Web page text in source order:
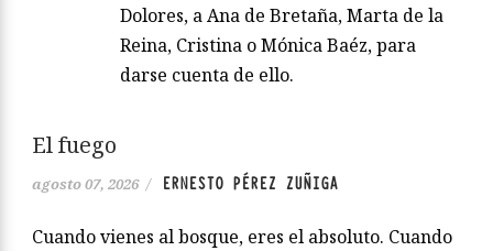
Dolores, a Ana de Bretaña, Marta de la
Reina, Cristina o Mónica Baéz, para
darse cuenta de ello.
El fuego
agosto 07, 2026 / ERNESTO PÉREZ ZUÑIGA
Cuando vienes al bosque, eres el absoluto. Cuando